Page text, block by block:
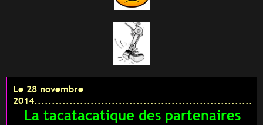
Le 28 novembre
La tacatacatique des partenaires